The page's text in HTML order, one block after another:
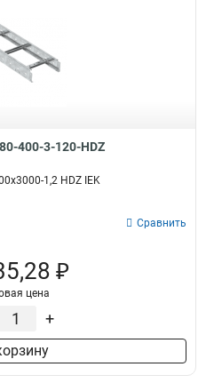
400-3-120-HDZ
1,2 HDZ IEK
Сравнить
₽
цена
+